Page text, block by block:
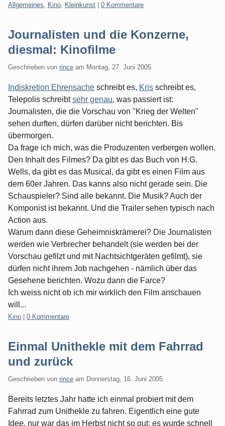
Kategorien:
Allgemeines Kino Kleinkunst 0 Kommentare
Journalisten und die Konzerne,
diesmal: Kinofilme
Geschrieben von rince am Montag, 27. Juni 2005
Indiskretion Ehrensache schreibt es, Kris schreibt es,
Telepolis schreibtsehr genau, was passiert ist:
Journalisten, die die Vorschau von "Krieg der Welten"
sehen durften, dürfen darüber nicht berichten. Bis
übermorgen.
Da frage ich mich, was die Produzenten verbergen wollen.
Den Inhalt des Filmes? Da gibt es das Buch von H.G.
Wells, da gibt es das Musical, da gibt es einen Film aus
dem 60er Jahren. Das kanns also nicht gerade sein. Die
Schauspieler? Sind alle bekannt. Die Musik? Auch der
Komponist ist bekannt. Und die Trailer sehen typisch nach
Action aus.
Warum dann diese Geheimniskrämerei? Die Journalisten
werden wie Verbrecher behandelt (sie werden bei der
Vorschau gefilzt und mit Nachtsichtgeräten gefilmt), sie
dürfen nicht ihrem Job nachgehen - nämlich über das
Gesehene berichten. Wozu dann die Farce?
Ich weiss nicht ob ich mir wirklich den Film anschauen
will...
Kategorien:
Kino 0 Kommentare
Einmal Unithekle mit dem Fahrrad
und zurück
Geschrieben von rince am Donnerstag, 16. Juni 2005
Bereits letztes Jahr hatte ich einmal probiert mit dem
Fahrrad zum Unithekle zu fahren. Eigentlich eine gute
Idee, nur war das im Herbst nicht so gut; es wurde schnell